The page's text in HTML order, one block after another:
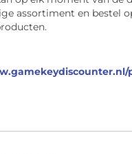
assortiment en bestel